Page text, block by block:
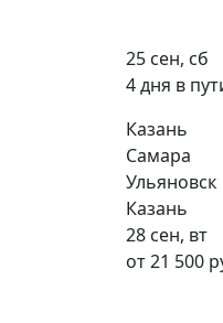
25 сен, сб
4 дня в
Казань
Самара
Ульяновск
Казань
28 сен, вт
от 21 500